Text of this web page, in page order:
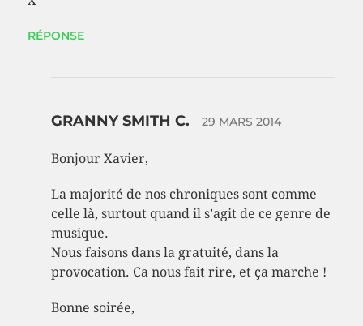
RÉPONSE
GRANNY SMITH C. 29 MARS 2014
Bonjour Xavier,
La majorité de nos chroniques sont comme
celle là, surtout quand il s’agit de ce genre de
musique.
Nous faisons dans la gratuité, dans la
provocation. Ca nous fait rire, et ça marche !
Bonne soirée,